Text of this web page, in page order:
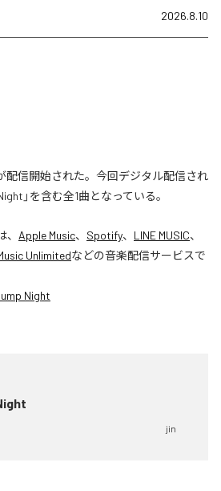
2026.8.10
配信開始された。今回デジタル配信され
」を含む全1曲となっている。
、 Apple Music、 Spotify、 LINE MUSIC、
Unlimitedなどの音楽配信サービスで
Night
jin